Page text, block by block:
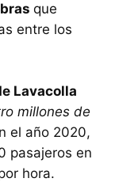
que
entre los
Lavacolla
millones de
el año 2020,
pasajeros en
hora.